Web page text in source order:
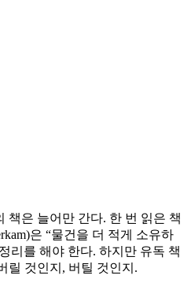
책은 늘어만 간다. 한 번 읽은 책
은 “물건을 더 적게 소유하
리를 해야 한다. 하지만 유독 책
릴 것인지, 버틸 것인지.